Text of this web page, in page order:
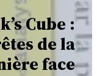
Cube :
de la
face